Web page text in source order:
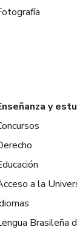
y
a la
Brasileña